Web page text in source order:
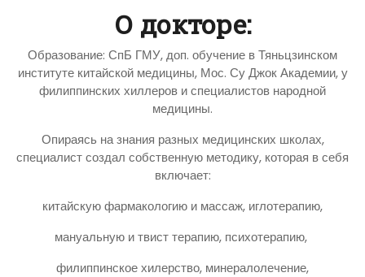
О докторе:
Образование: СпБ ГМУ, доп. обучение в Тяньцзинском
институте китайской медицины, Мос. Су Джок Академии, у
филиппинских хиллеров и специалистов народной
медицины.
Опираясь на знания разных медицинских школах,
специалист создал собственную методику, которая в себя
включает:
китайскую фармакологию и массаж, иглотерапию,
мануальную и твист терапию, психотерапию,
филиппинское хилерство, минералолечение,